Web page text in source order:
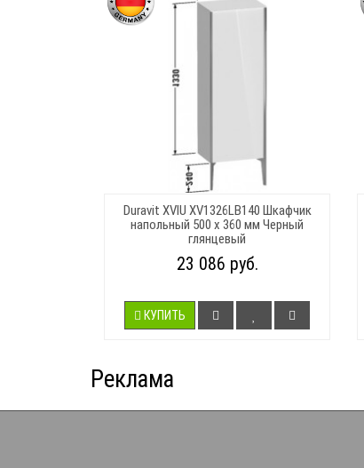
Duravit XVIU XV1326LB140 Шкафчик
напольный 500 x 360 мм Черный
глянцевый
23 086 руб.
КУПИТЬ
Реклама